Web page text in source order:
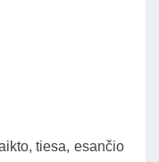
tiesa, esančio